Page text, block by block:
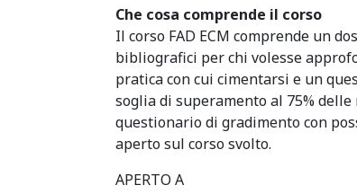
Che cosa comprende il corso
Il corso FAD ECM comprende un
bibliografici per chi volesse
pratica con cui cimentarsi e un
soglia di superamento al 75%
questionario di gradimento con
aperto sul corso svolto.
APERTO A